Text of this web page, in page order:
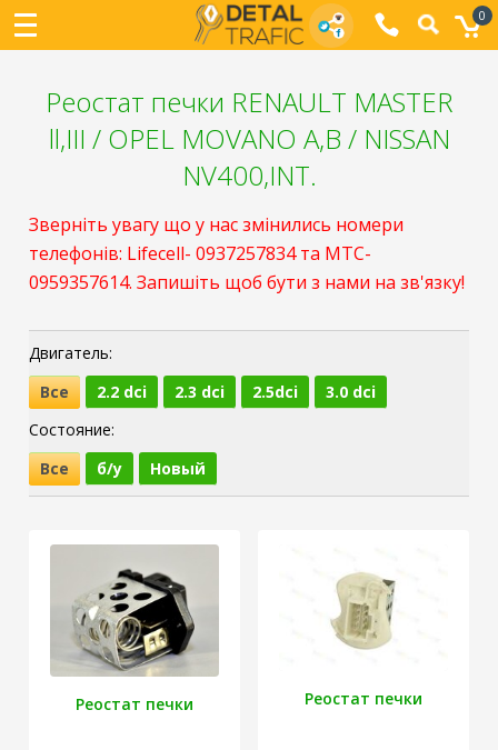
0
Реостат печки RENAULT MASTER
ll,III / OPEL MOVANO A,B / NISSAN
NV400,INT.
Зверніть увагу що у нас змінились номери
телефонів: Lifecell- 0937257834 та МТС-
0959357614. Запишіть щоб бути з нами на зв'язку!
Двигатель:
Все
2.2 dci 2.3 dci 2.5dci
3.0 dci
Состояние:
Все
б/у Новый
Реостат печки Реостат печки